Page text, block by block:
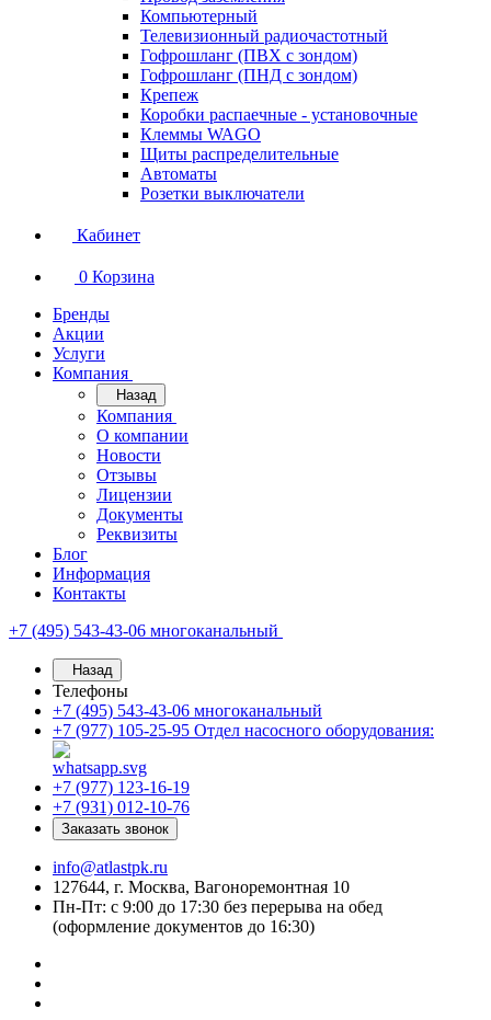
Компьютерный
Телевизионный радиочастотный
Гофрошланг (ПВХ с зондом)
Гофрошланг (ПНД с зондом)
Крепеж
Коробки распаечные - установочные
Клеммы WAGO
Щиты распределительные
Автоматы
Розетки выключатели
Кабинет
0 Корзина
Бренды
Акции
Услуги
Компания
Назад
Компания
О компании
Новости
Отзывы
Лицензии
Документы
Реквизиты
Блог
Информация
Контакты
+7 (495) 543-43-06 многоканальный
Назад
Телефоны
+7 (495) 543-43-06 многоканальный
+7 (977) 105-25-95 Отдел насосного оборудования:
+7 (977) 123-16-19
+7 (931) 012-10-76
Заказать звонок
info@atlastpk.ru
127644, г. Москва, Вагоноремонтная 10
Пн-Пт: с 9:00 до 17:30 без перерыва на обед
(оформление документов до 16:30)